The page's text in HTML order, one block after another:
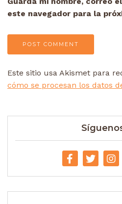
este navegador para la
Este sitio usa Akismet para
cómo se procesan los datos